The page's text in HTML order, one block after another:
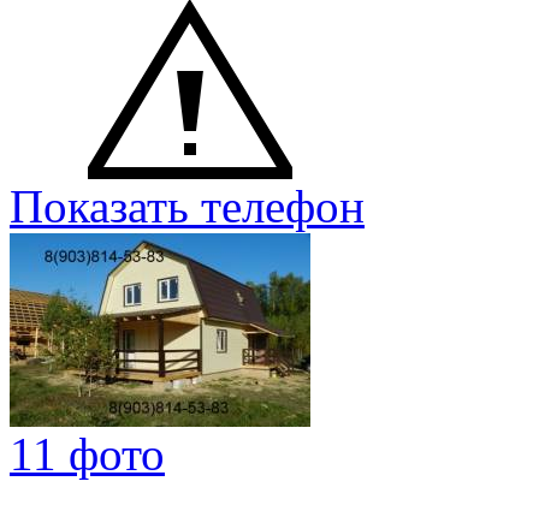
Показать телефон
11 фото